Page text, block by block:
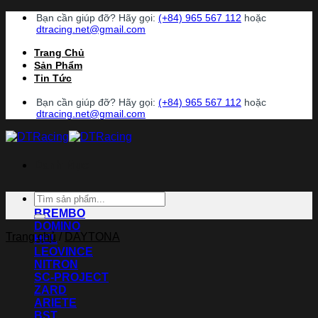
Chuyển
dung
Bạn cần giúp đỡ? Hãy gọi: (+84) 965 567 112 hoặc
dtracing.net@gmail.com
Trang Chủ
Sản Phẩm
Tin Tức
Bạn cần giúp đỡ? Hãy gọi: (+84) 965 567 112 hoặc
dtracing.net@gmail.com
ACCOSSATO
BREMBO
DOMINO
HEL
LEOVINCE
NITRON
SC-PROJECT
ZARD
ARIETE
BST
Tìm
kiếm:
Trang chủ / DAYTONA